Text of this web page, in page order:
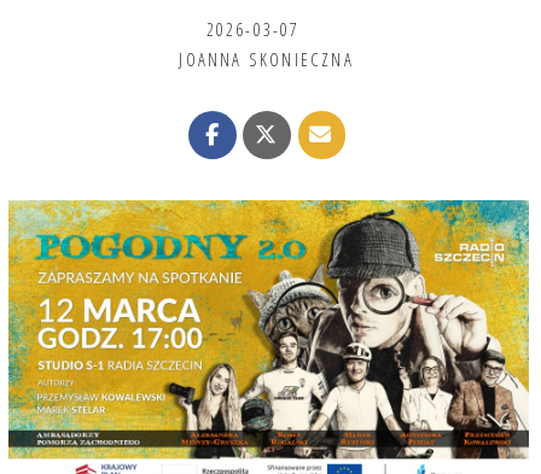
2026-03-07
JOANNA SKONIECZNA